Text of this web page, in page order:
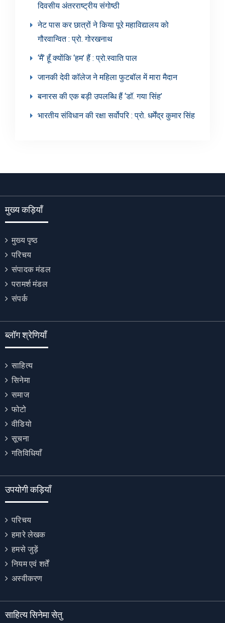
दिवसीय अंतरराष्ट्रीय संगोष्ठी
नेट पास कर छात्रों ने किया पूरे महाविद्यालय को
गौरवान्वित : प्रो. गोरखनाथ
‘मैं’ हूँ क्योंकि ‘हम’ हैं : प्रो.स्वाति पाल
जानकी देवी कॉलेज ने महिला फुटबॉल में मारा मैदान
बनारस की एक बड़ी उपलब्धि हैं ‘डॉ. गया सिंह’
भारतीय संविधान की रक्षा सर्वोपरि : प्रो. धर्मेंद्र कुमार सिंह
मुख्य कड़ियाँ
मुख्य पृष्ठ
परिचय
संपादक मंडल
परामर्श मंडल
संपर्क
ब्लॉग श्रेणियाँ
साहित्य
सिनेमा
समाज
फोटो
वीडियो
सूचना
गतिविधियाँ
उपयोगी कड़ियाँ
परिचय
हमारे लेखक
हमसे जुड़ें
नियम एवं शर्तें
अस्वीकरण
साहित्य सिनेमा सेतु